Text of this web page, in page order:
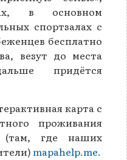
в основном
спортзалах с
бесплатно
везут до места
придётся
карта с
проживания
(там, где наших
mapahelp.me.